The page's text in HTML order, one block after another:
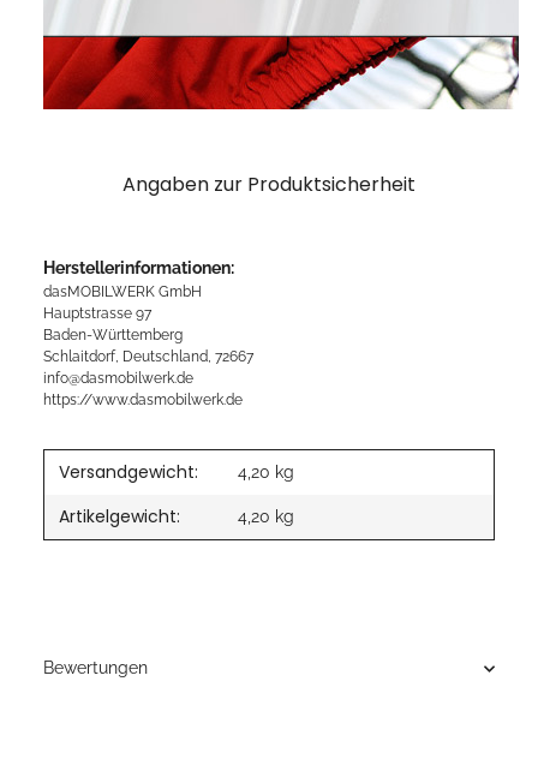
Angaben zur Produktsicherheit
Herstellerinformationen:
dasMOBILWERK GmbH
Hauptstrasse 97
Baden-Württemberg
Schlaitdorf, Deutschland, 72667
info@dasmobilwerk.de
https://www.dasmobilwerk.de
Versandgewicht: 4,20 kg
Artikelgewicht: 4,20 kg
Bewertungen